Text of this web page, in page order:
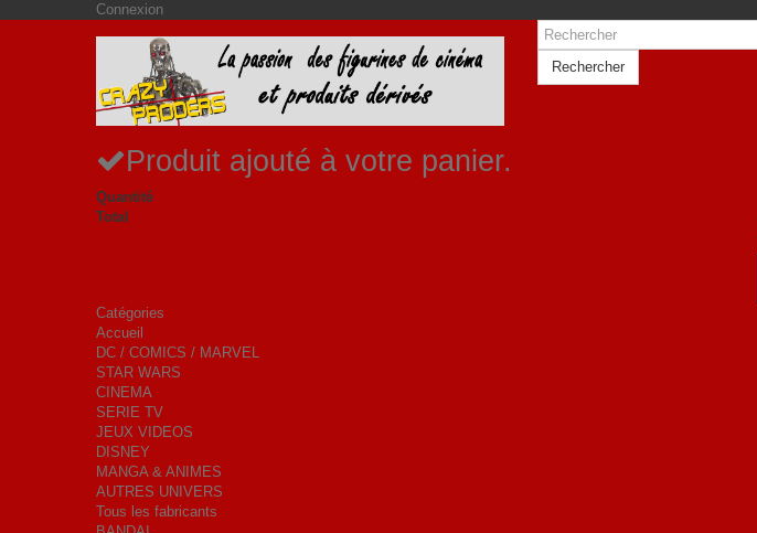
Connexion
Rechercher
Produit ajouté à votre panier.
Quantité
Total
Catégories
Accueil
DC / COMICS / MARVEL
STAR WARS
CINEMA
SERIE TV
JEUX VIDEOS
DISNEY
MANGA & ANIMES
AUTRES UNIVERS
Tous les fabricants